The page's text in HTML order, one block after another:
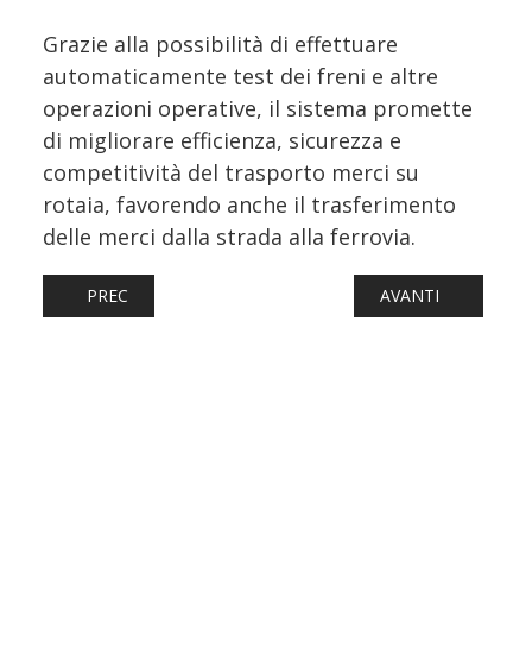
Grazie alla possibilità di effettuare
automaticamente test dei freni e altre
operazioni operative, il sistema promette
di migliorare efficienza, sicurezza e
competitività del trasporto merci su
rotaia, favorendo anche il trasferimento
delle merci dalla strada alla ferrovia.
ARTICOLO PRECEDENTE: FERROTRAMVIARIA, DAL 15
PREC ARTICOLO
AVANTI